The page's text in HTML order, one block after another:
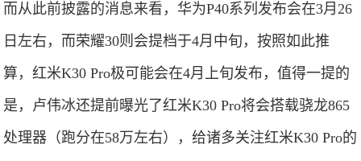
而从此前披露的消息来看，华为P40系列发布会在3月26
日左右，而荣耀30则会提档于4月中旬，按照如此推
算，红米K30 Pro极可能会在4月上旬发布，值得一提的
是，卢伟冰还提前曝光了红米K30 Pro将会搭载骁龙865
处理器（跑分在58万左右），给诸多关注红米K30 Pro的